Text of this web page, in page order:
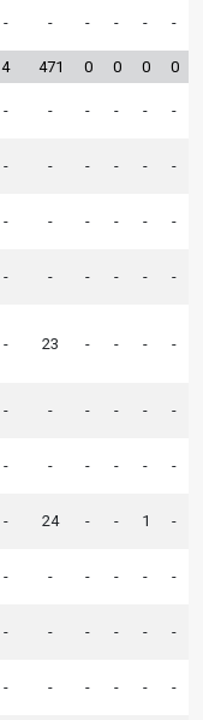
- - - - - -
4 471 0 0 0 0
- - - - - -
- - - - - -
- - - - - -
- - - - - -
- 23 - - - -
- - - - - -
- - - - - -
- 24 - - 1 -
- - - - - -
- - - - - -
- - - - - -